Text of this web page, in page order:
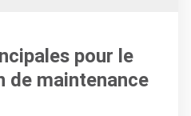
pour le
de maintenance